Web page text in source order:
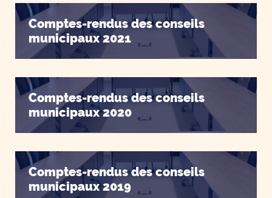
Comptes-rendus des conseils
municipaux 2021
Comptes-rendus des conseils
municipaux 2020
Comptes-rendus des conseils
municipaux 2019